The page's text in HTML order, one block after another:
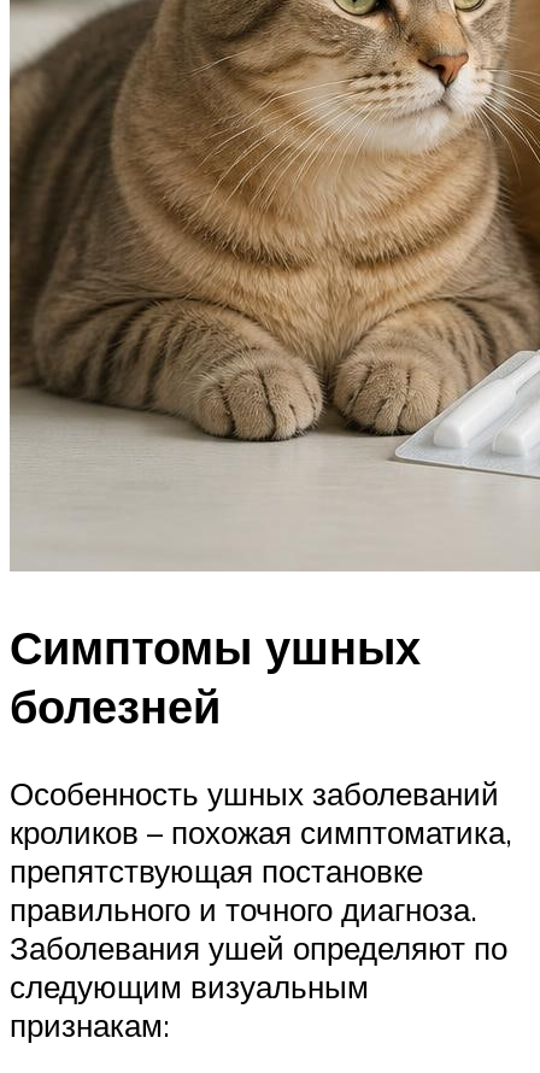
Симптомы ушных
болезней
Особенность ушных заболеваний
кроликов – похожая симптоматика,
препятствующая постановке
правильного и точного диагноза.
Заболевания ушей определяют по
следующим визуальным
признакам: